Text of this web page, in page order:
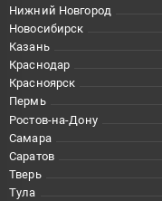
Нижний Новгород
Новосибирск
Казань
Краснодар
Красноярск
Пермь
Ростов-на-Дону
Самара
Саратов
Тверь
Тула